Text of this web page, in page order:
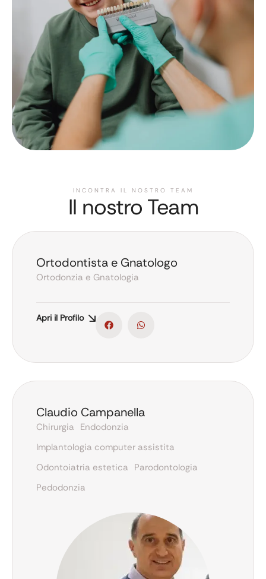
INCONTRA IL NOSTRO TEAM
Il nostro Team
Ortodontista e Gnatologo
Ortodonzia e Gnatologia
Apri il Profilo
Claudio Campanella
Chirurgia Endodonzia
Implantologia computer assistita
Odontoiatria estetica Parodontologia
Pedodonzia